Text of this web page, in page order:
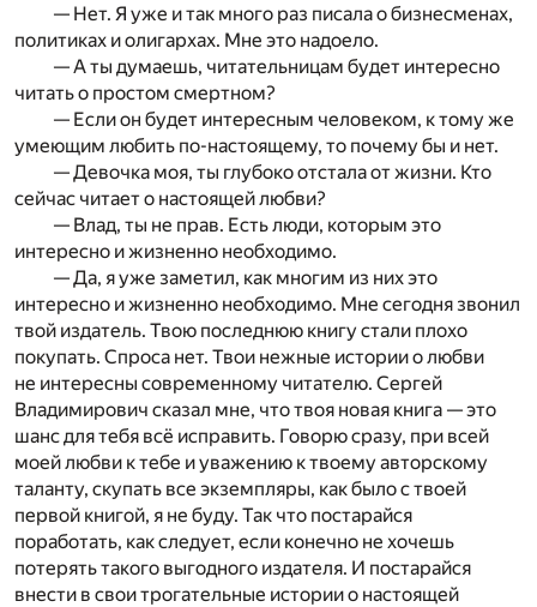
— Нет. Я уже и так много раз писала о бизнесменах,
политиках и олигархах. Мне это надоело.
— А ты думаешь, читательницам будет интересно
читать о простом смертном?
— Если он будет интересным человеком, к тому же
умеющим любить по-настоящему, то почему бы и нет.
— Девочка моя, ты глубоко отстала от жизни. Кто
сейчас читает о настоящей любви?
— Влад, ты не прав. Есть люди, которым это
интересно и жизненно необходимо.
— Да, я уже заметил, как многим из них это
интересно и жизненно необходимо. Мне сегодня звонил
твой издатель. Твою последнюю книгу стали плохо
покупать. Спроса нет. Твои нежные истории о любви
не интересны современному читателю. Сергей
Владимирович сказал мне, что твоя новая книга — это
шанс для тебя всё исправить. Говорю сразу, при всей
моей любви к тебе и уважению к твоему авторскому
таланту, скупать все экземпляры, как было с твоей
первой книгой, я не буду. Так что постарайся
поработать, как следует, если конечно не хочешь
потерять такого выгодного издателя. И постарайся
внести в свои трогательные истории о настоящей